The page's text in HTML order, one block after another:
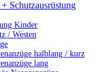
Schutzausrüstung
Kinder
/ Westen
halblang / kurz
lang